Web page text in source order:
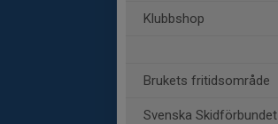
Klubbshop
Brukets fritidsområde
Svenska Skidförbundet